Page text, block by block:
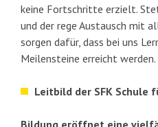
keine Fortschritte erzielt.
und der rege Austausch mit
sorgen dafür, dass bei uns
Meilensteine erreicht werden.
Leitbild der SFK Schule
Bildung eröffnet eine